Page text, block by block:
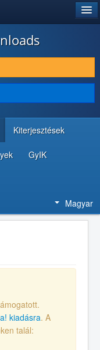
Kiterjesztések
GyIK
Magyar
kiadásra. A
talál: